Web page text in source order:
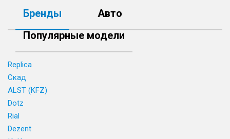
Бренды
Авто
Популярные модели
Replica
Скад
ALST (KFZ)
Dotz
Rial
Dezent